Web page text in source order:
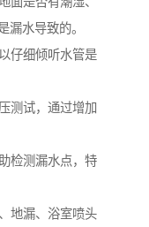
漏水导致的。
仔细倾听水管是
测试，通过增加
检测漏水点，特
地漏、浴室喷头